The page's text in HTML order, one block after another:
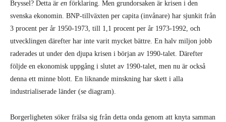
Bryssel? Detta är en förklaring. Men grundorsaken är krisen i den
svenska ekonomin. BNP-tillväxten per capita (invånare) har sjunkit från
3 procent per år 1950-1973, till 1,1 procent per år 1973-1992, och
utvecklingen därefter har inte varit mycket bättre. En halv miljon jobb
raderades ut under den djupa krisen i början av 1990-talet. Därefter
följde en ekonomisk uppgång i slutet av 1990-talet, men nu är också
denna ett minne blott. En liknande minskning har skett i alla
industrialiserade länder (se diagram).
Borgerligheten söker frälsa sig från detta onda genom att knyta samman